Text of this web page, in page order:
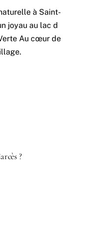
à Saint-
joyau au lac d
Au cœur de
?